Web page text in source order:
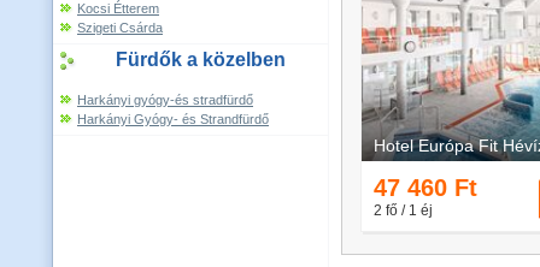
Kocsi Étterem
Szigeti Csárda
Fürdők a közelben
Harkányi gyógy-és stradfürdő
Harkányi Gyógy- és Strandfürdő